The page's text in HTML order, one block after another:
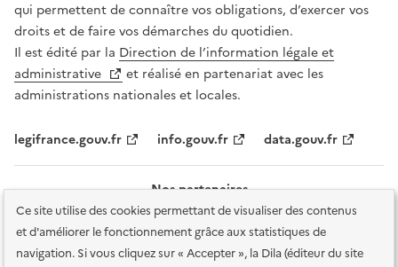
Ce site utilise des cookies permettant de visualiser des contenus
et d'améliorer le fonctionnement grâce aux statistiques de
navigation. Si vous cliquez sur « Accepter », la Dila (éditeur du site
qui permettent de connaître vos obligations, d’exercer vos
droits et de faire vos démarches du quotidien.
Il est édité par la Direction de l’information légale et
administrative
et réalisé en partenariat avec les
administrations nationales et locales.
legifrance.gouv.fr info.gouv.fr data.gouv.fr
Nos partenaires